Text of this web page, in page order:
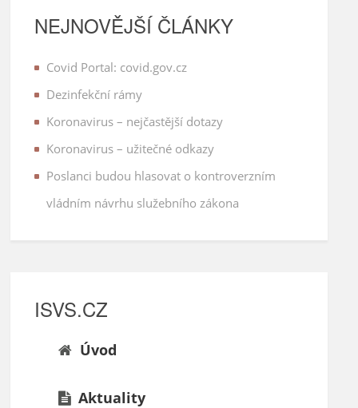
NEJNOVĚJŠÍ ČLÁNKY
Covid Portal: covid.gov.cz
Dezinfekční rámy
Koronavirus – nejčastější dotazy
Koronavirus – užitečné odkazy
Poslanci budou hlasovat o kontroverzním
vládním návrhu služebního zákona
ISVS.CZ
Úvod
Aktuality